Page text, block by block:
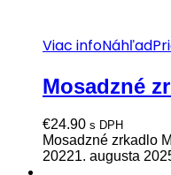
Viac infoNáhľad
Mosadzné
€24.90 s DPH
Mosadzné zrkadlo
20221. augusta